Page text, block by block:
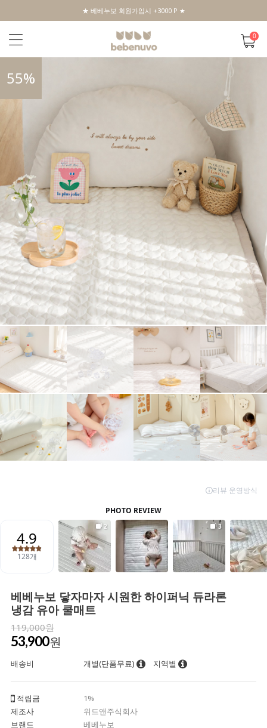
★ 베베누보 회원가입시 +3000 P ★
0
55%
베베누보 닿자마자 시원한 하이퍼닉 듀라론
냉감 유아 쿨매트
119,000원
53,900원
배송비 개별(단품무료) 지역별
적립금
1%
제조사
위드앤주식회사
브랜드
베베누보